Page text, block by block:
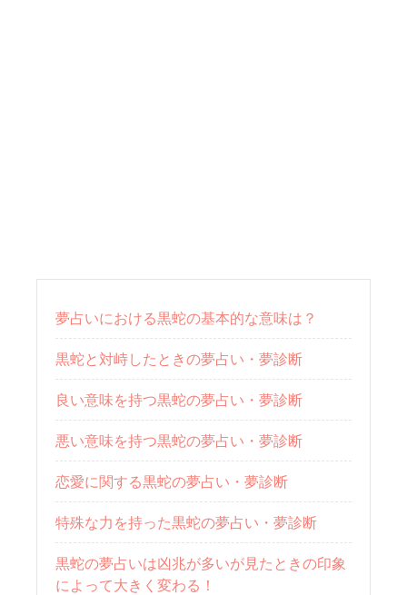
夢占いにおける黒蛇の基本的な意味は？
黒蛇と対峙したときの夢占い・夢診断
良い意味を持つ黒蛇の夢占い・夢診断
悪い意味を持つ黒蛇の夢占い・夢診断
恋愛に関する黒蛇の夢占い・夢診断
特殊な力を持った黒蛇の夢占い・夢診断
黒蛇の夢占いは凶兆が多いが見たときの印象
によって大きく変わる！